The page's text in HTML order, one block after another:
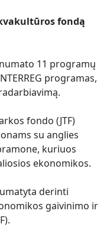
fondą
11 programų
programas,
fondo (JTF)
su anglies
kuriuos
ekonomikos.
derinti
gaivinimo ir